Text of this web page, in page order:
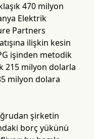
470 milyon
Elektrik
Partners
ilişkin kesin
işinden metodik
215 milyon dolarla
milyon dolara
şirketin
borç yükünü